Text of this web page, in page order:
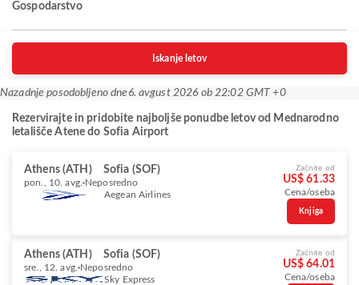
Gospodarstvo
Iskanje letov
Nazadnje posodobljeno dne 6. avgust 2026 ob 22:02 GMT +0
Rezervirajte in pridobite najboljše ponudbe letov od Mednarodno
letališče Atene do Sofia Airport
Athens (ATH) Sofia (SOF)
pon., 10. avg. Neposredno
Aegean Airlines
Začnite od
US$ 61.33
Cena/oseba
Knjiga
Athens (ATH) Sofia (SOF)
sre., 12. avg. Neposredno
Sky Express
Začnite od
US$ 64.01
Cena/oseba